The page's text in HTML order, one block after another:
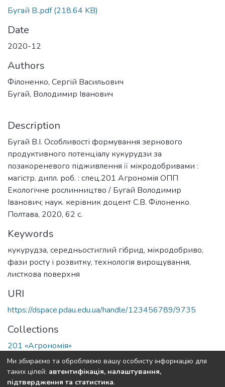
Бугай В..pdf(218.64 KB)
Date
2020-12
Authors
Філоненко, Сергій Васильович
Бугай, Володимир Іванович
Description
Бугай В.І. Особливості формування зернового
продуктивного потенціалу кукурудзи за
позакореневого підживлення її мікродобривами :
магістр. дипл. роб. : спец.201 Агрономія ОПП
Екологічне рослинництво / Бугай Володимир
Іванович; наук. керівник доцент С.В. Філоненко.
Полтава, 2020, 62 с.
Keywords
кукурудза, середньостиглий гібрид, мікродобриво,
фази росту і розвитку, технологія вирощування,
листкова поверхня
URI
https://dspace.pdau.edu.ua/handle/123456789/9735
Collections
201 «Агрономія»
Full item page
Ми збираємо та обробляємо вашу особисту інформацію для
таких цілей: автентифікація, налаштування,
підтвердження та статистика.